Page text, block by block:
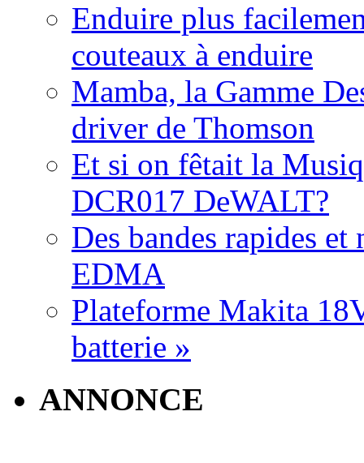
Enduire plus
couteaux à enduire
Mamba, la Gamme
driver de Thomson
Et si on fêtait la
DCR017 DeWALT?
Des bandes rapides et
EDMA
Plateforme Makita
batterie »
ANNONCE